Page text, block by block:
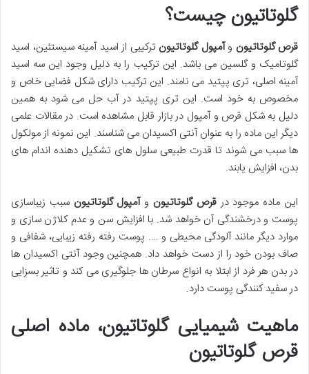
گلوتاتیون چیست؟
قرص گلوتاتیون وآمپول گلوتاتیون ترکیبی از اسید آمینه سیستئین، اسید
گلوتامیک و گلسین می باشد. این ترکیب را به دلیل وجود این سه اسید
آمینه اصلی، تری پپتید می نامند. این ترکیب دارای شکل فضایی خاص و
مخصوص به خود است. این تری پپتید در آب حل می شود به همین
دلیل به شکل قرص و آمپول در بازار قابل مشاهده است. در مقالات علمی
دیگر این ماده را به عنوان آنتی اکسیدان می شناسند. این نمونه از مولکول
ها سبب می شوند تا قدرت طبیعی سلول های تشکیل دهنده اندام های
بدن، افزایش یابند.
این ماده موجود درقرص گلوتاتیون وآمپول گلوتاتیون سبب زیباسازی
پوست و درخشندگی آن خواهد شد. با افزایش سن و عدم کلاژن سازی و
موارد دیگر مانند آلودگی محیطی و …. پوست رفته رفته زیبایی، شفافی و
صاف بودن خود را از دست خواهد داد. همچنین وجود آنتی اکسیدان ها
در بدن هر فرد از ابتلا به انواع سرطان ها جلوگیری می کند و تاثیر بسزایی
در سفید کنندگی پوست دارد.
ماهیت شیمیایی گلوتاتیون، ماده اصلی
قرص گلوتاتیون